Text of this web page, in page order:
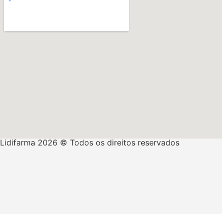
Lidifarma 2026 © Todos os direitos reservados